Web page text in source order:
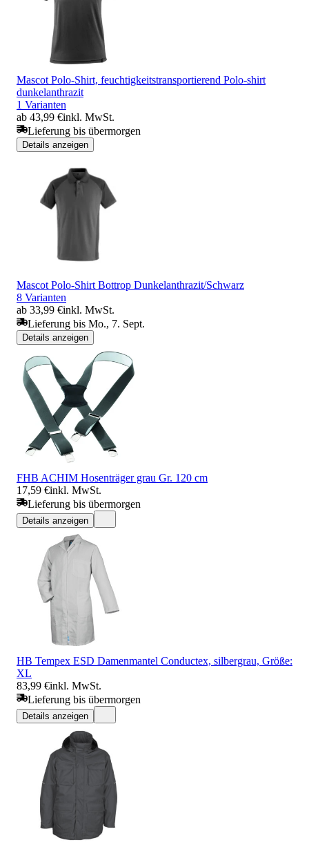
Mascot Polo-Shirt, feuchtigkeitstransportierend Polo-shirt
dunkelanthrazit
1 Varianten
ab 43,99 €inkl. MwSt.
Lieferung bis übermorgen
Details anzeigen
Mascot Polo-Shirt Bottrop Dunkelanthrazit/Schwarz
8 Varianten
ab 33,99 €inkl. MwSt.
Lieferung bis Mo., 7. Sept.
Details anzeigen
FHB ACHIM Hosenträger grau Gr. 120 cm
17,59 €inkl. MwSt.
Lieferung bis übermorgen
Details anzeigen
HB Tempex ESD Damenmantel Conductex, silbergrau, Größe:
XL
83,99 €inkl. MwSt.
Lieferung bis übermorgen
Details anzeigen